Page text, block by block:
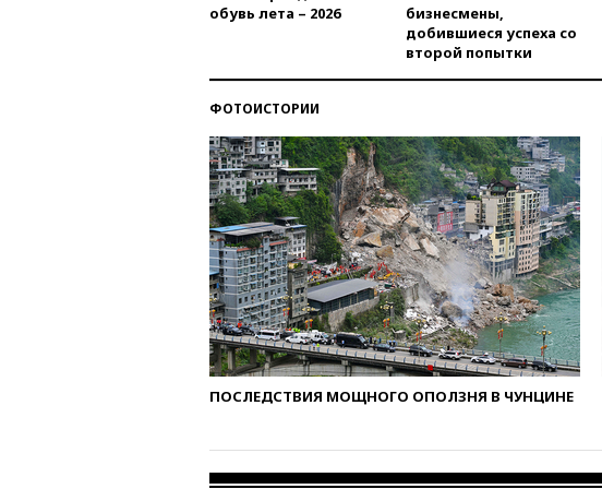
обувь лета – 2026
бизнесмены,
добившиеся успеха со
второй попытки
ФОТОИСТОРИИ
ПОСЛЕДСТВИЯ МОЩНОГО ОПОЛЗНЯ В ЧУНЦИНЕ